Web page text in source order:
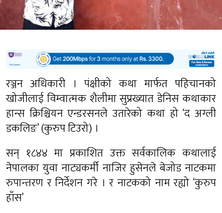
रञ्जन अधिकारी । पंक्षीको कथा मार्फत पहिचानको
खोजीलाई विम्वात्मक शैलीमा सुप्रख्यात डेनिस कथाकार
हान्स क्रिश्चियन एन्डरसनले उतारेको कथा हो ‘द अग्ली
डकलिङ’ (कुरुप टिउरो) ।
सन् १८४४ मा प्रकाशित उक्त सर्वकालिक कथालाई
नेपालका युवा नाट्यकर्मी नाजिर हुसेनले बेजोड नाटकमा
रुपान्तरण र निर्देशन गरे । र नाटकको नाम रह्यो ‘कुरुप
हाँस’